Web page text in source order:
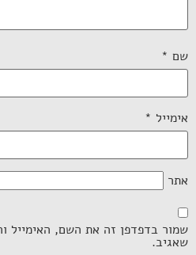
שם *
אימייל *
אתר
שמור בדפדפן זה את השם, האימייל
שאגיב.